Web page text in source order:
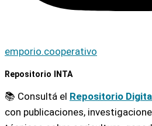
emporio.cooperativo
Repositorio INTA
📚 Consultá el Repositorio
con publicaciones,